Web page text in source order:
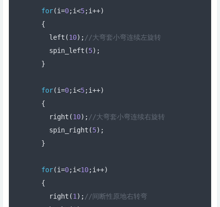
for(i=0;i<5;i++)
{
    left
(10); //大弯套小弯连续左旋转
    spin_left
(5);
}
for(i=0;i<5;i++)
{
    right
(10); //大弯套小弯连续右旋转
    spin_right
(5);
}
for(i=0;i<10;i++)
{
    right
(1 ); //间断性原地右转弯